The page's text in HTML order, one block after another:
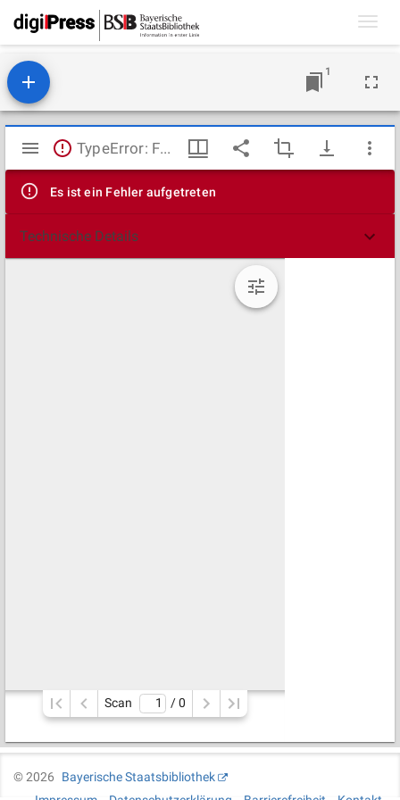
1
Mirador
Viewer
TypeError: Failed to fetch
Es ist ein Fehler aufgetreten
Technische Details
Scan / 0
©2026
Bayerische Staatsbibliothek